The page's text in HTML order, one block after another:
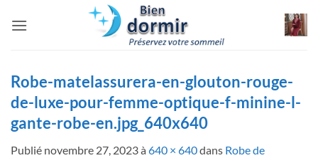
Robe-matelassurera-en-glouton-rouge-
de-luxe-pour-femme-optique-f-minine-l-
gante-robe-en.jpg_640x640
Publié novembre 27, 2023à 640 × 640dans Robe de